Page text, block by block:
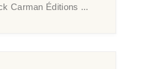
Carman Éditions ...